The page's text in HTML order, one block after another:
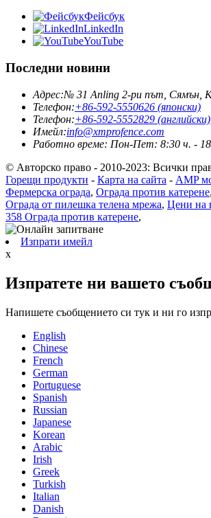
Фейсбук
LinkedIn
YouTube
Последни новини
Адрес:№ 31 Anling 2-ри път, Сямън,
Телефон:+86-592-5550626 (японски)
Телефон:+86-592-5552829 (английски)
Имейл:info@xmprofence.com
Работно време: Пон-Пет: 8:30 ч. -
© Авторско право - 2010-2023: Всички
Горещи продукти - Карта на сайта - AMP
Фермерска ограда, Ограда против катерене,
Ограда от пилешка телена мрежа, Цени на
358 Ограда против катерене,
Изпрати имейл
x
Изпратете ни вашето
Напишете съобщението си тук и ни го
English
Chinese
French
German
Portuguese
Spanish
Russian
Japanese
Korean
Arabic
Irish
Greek
Turkish
Italian
Danish